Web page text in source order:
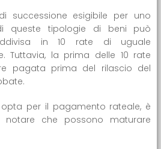
successione esigibile per uno
queste tipologie di beni può
in 10 rate di uguale
Tuttavia, la prima delle 10 rate
pagata prima del rilascio del
per il pagamento rateale, è
notare che possono maturare